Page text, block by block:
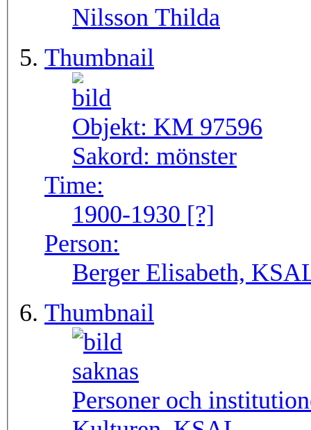
Nilsson Thilda
Thumbnail
Objekt: KM 97596
Sakord: mönster
Time:
1900-1930 [?]
Person:
Berger Elisabeth,
Thumbnail
Personer och